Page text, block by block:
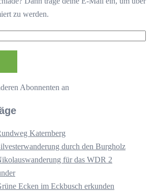
zu werden.
Abonnenten an
Katernberg
durch den Burgholz
für das WDR 2
Ecken im Eckbusch erkunden